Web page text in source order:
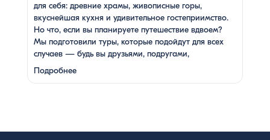
для себя: древние храмы, живописные горы,
вкуснейшая кухня и удивительное гостеприимство.
Но что, если вы планируете путешествие вдвоем?
Мы подготовили туры, которые подойдут для всех
случаев — будь вы друзьями, подругами,
родителями с детьми, молодой парой или супругами
в возрасте. Какой тур выбрать для путешествия
Подробнее